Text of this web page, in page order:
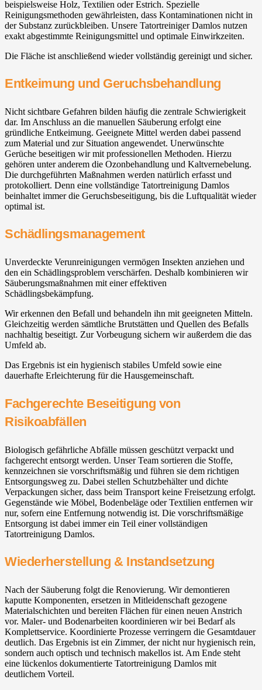
beispielsweise Holz, Textilien oder Estrich. Spezielle
Reinigungsmethoden gewährleisten, dass Kontaminationen nicht in
der Substanz zurückbleiben. Unsere Tatortreiniger Damlos nutzen
exakt abgestimmte Reinigungsmittel und optimale Einwirkzeiten.
Die Fläche ist anschließend wieder vollständig gereinigt und sicher.
Entkeimung und Geruchsbehandlung
Nicht sichtbare Gefahren bilden häufig die zentrale Schwierigkeit
dar. Im Anschluss an die manuellen Säuberung erfolgt eine
gründliche Entkeimung. Geeignete Mittel werden dabei passend
zum Material und zur Situation angewendet. Unerwünschte
Gerüche beseitigen wir mit professionellen Methoden. Hierzu
gehören unter anderem die Ozonbehandlung und Kaltvernebelung.
Die durchgeführten Maßnahmen werden natürlich erfasst und
protokolliert. Denn eine vollständige Tatortreinigung Damlos
beinhaltet immer die Geruchsbeseitigung, bis die Luftqualität wieder
optimal ist.
Schädlingsmanagement
Unverdeckte Verunreinigungen vermögen Insekten anziehen und
den ein Schädlingsproblem verschärfen. Deshalb kombinieren wir
Säuberungsmaßnahmen mit einer effektiven
Schädlingsbekämpfung.
Wir erkennen den Befall und behandeln ihn mit geeigneten Mitteln.
Gleichzeitig werden sämtliche Brutstätten und Quellen des Befalls
nachhaltig beseitigt. Zur Vorbeugung sichern wir außerdem die das
Umfeld ab.
Das Ergebnis ist ein hygienisch stabiles Umfeld sowie eine
dauerhafte Erleichterung für die Hausgemeinschaft.
Fachgerechte Beseitigung von
Risikoabfällen
Biologisch gefährliche Abfälle müssen geschützt verpackt und
fachgerecht entsorgt werden. Unser Team sortieren die Stoffe,
kennzeichnen sie vorschriftsmäßig und führen sie dem richtigen
Entsorgungsweg zu. Dabei stellen Schutzbehälter und dichte
Verpackungen sicher, dass beim Transport keine Freisetzung erfolgt.
Gegenstände wie Möbel, Bodenbeläge oder Textilien entfernen wir
nur, sofern eine Entfernung notwendig ist. Die vorschriftsmäßige
Entsorgung ist dabei immer ein Teil einer vollständigen
Tatortreinigung Damlos.
Wiederherstellung & Instandsetzung
Nach der Säuberung folgt die Renovierung. Wir demontieren
kaputte Komponenten, ersetzen in Mitleidenschaft gezogene
Materialschichten und bereiten Flächen für einen neuen Anstrich
vor. Maler- und Bodenarbeiten koordinieren wir bei Bedarf als
Komplettservice. Koordinierte Prozesse verringern die Gesamtdauer
deutlich. Das Ergebnis ist ein Zimmer, der nicht nur hygienisch rein,
sondern auch optisch und technisch makellos ist. Am Ende steht
eine lückenlos dokumentierte Tatortreinigung Damlos mit
deutlichem Vorteil.